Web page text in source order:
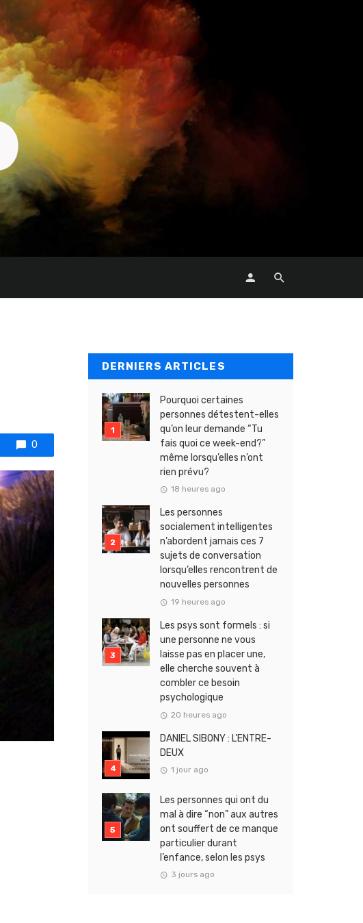
0
DERNIERS ARTICLES
Pourquoi certaines
personnes détestent-elles
qu’on leur demande “Tu
fais quoi ce week-end?”
même lorsqu’elles n’ont
rien prévu?
18 heures ago
Les personnes
socialement intelligentes
n’abordent jamais ces 7
sujets de conversation
lorsqu’elles rencontrent de
nouvelles personnes
19 heures ago
Les psys sont formels : si
une personne ne vous
laisse pas en placer une,
elle cherche souvent à
combler ce besoin
psychologique
20 heures ago
DANIEL SIBONY : L’ENTRE-
DEUX
1 jour ago
Les personnes qui ont du
mal à dire “non” aux autres
ont souffert de ce manque
particulier durant
l’enfance, selon les psys
3 jours ago